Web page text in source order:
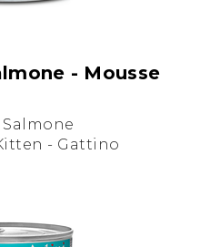
- Mousse
Salmone
- Gattino